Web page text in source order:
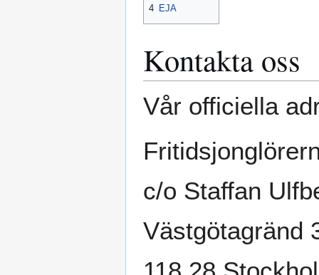
4 EJA
Kontakta oss
Vår officiella
c/o Staffan
Västgötagränd